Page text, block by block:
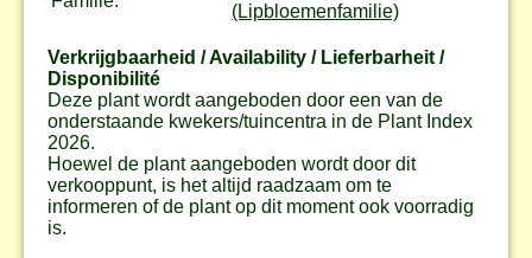
(Lipbloemenfamilie)
Verkrijgbaarheid / Availability / Lieferbarheit /
Disponibilité
Deze plant wordt aangeboden door een van de
onderstaande kwekers/tuincentra in de Plant Index
2026.
Hoewel de plant aangeboden wordt door dit
verkooppunt, is het altijd raadzaam om te
informeren of de plant op dit moment ook voorradig
is.